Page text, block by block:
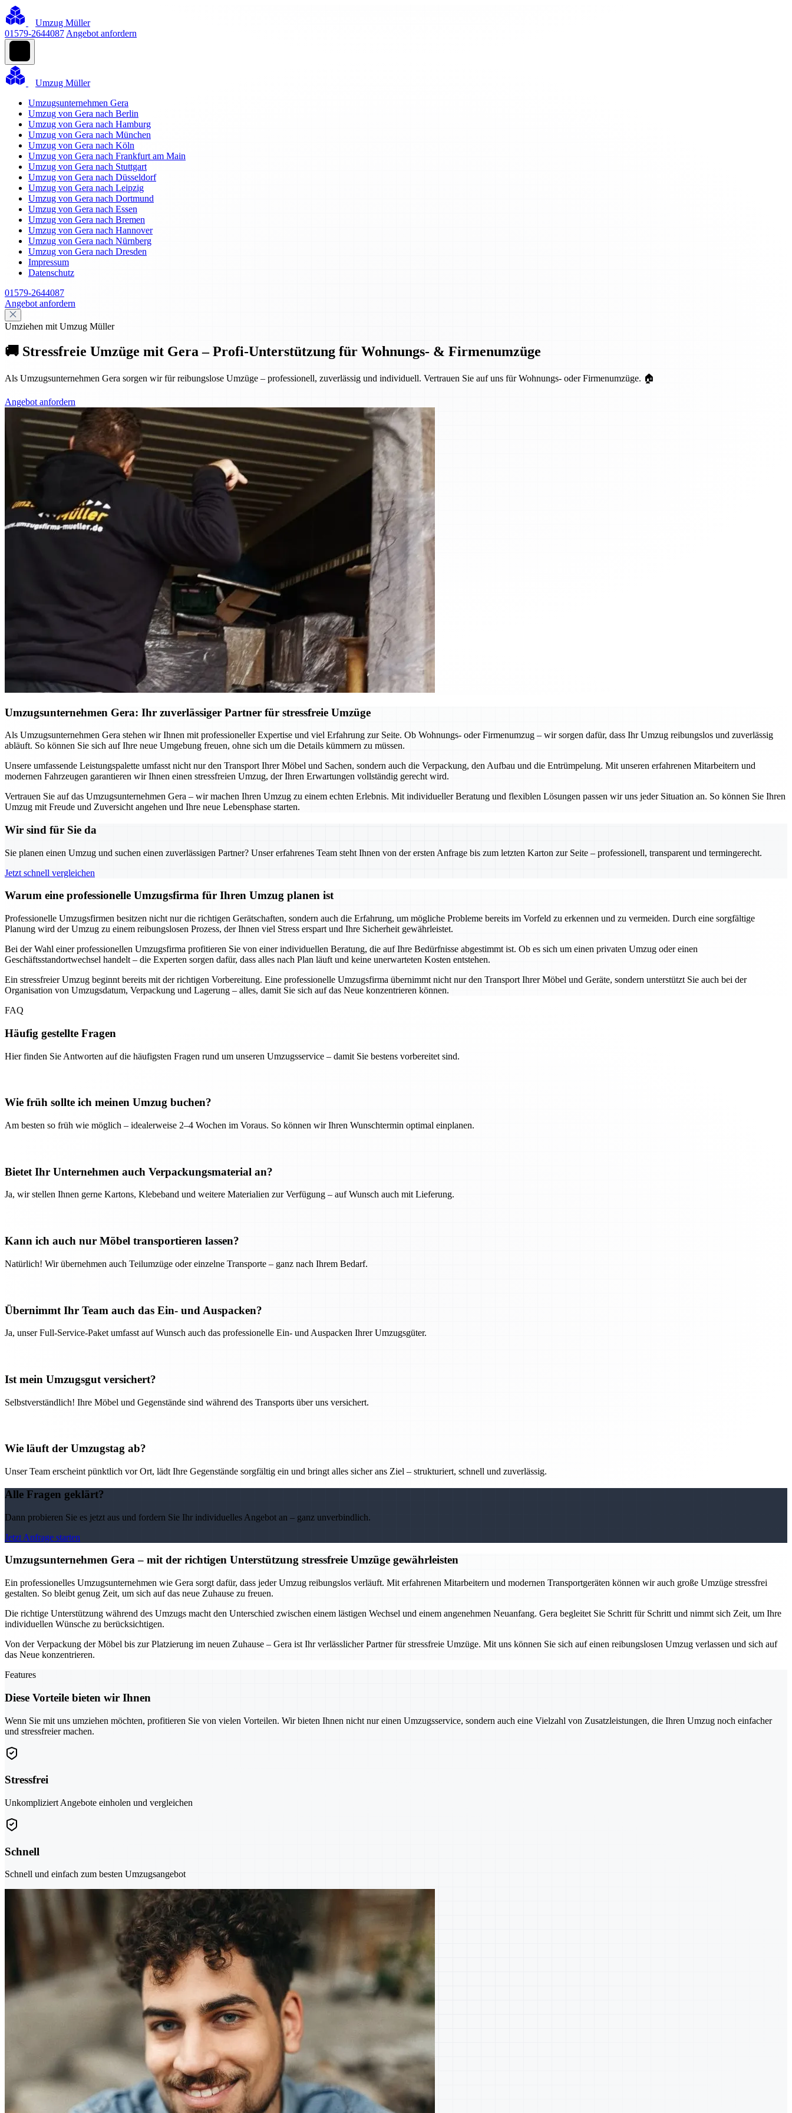
Umzug Müller
01579-2644087 Angebot anfordern
Umzug Müller
Umzugsunternehmen Gera
Umzug von Gera nach Berlin
Umzug von Gera nach Hamburg
Umzug von Gera nach München
Umzug von Gera nach Köln
Umzug von Gera nach Frankfurt am Main
Umzug von Gera nach Stuttgart
Umzug von Gera nach Düsseldorf
Umzug von Gera nach Leipzig
Umzug von Gera nach Dortmund
Umzug von Gera nach Essen
Umzug von Gera nach Bremen
Umzug von Gera nach Hannover
Umzug von Gera nach Nürnberg
Umzug von Gera nach Dresden
Impressum
Datenschutz
01579-2644087
Angebot anfordern
Umziehen mit Umzug Müller
🚚 Stressfreie Umzüge mit Gera – Profi-Unterstützung für Wohnungs- & Firmenumzüge
Als Umzugsunternehmen Gera sorgen wir für reibungslose Umzüge – professionell, zuverlässig und individuell. Vertrauen Sie auf uns für Wohnungs- oder Firmenumzüge. 🏠
Angebot anfordern
Umzugsunternehmen Gera: Ihr zuverlässiger Partner für stressfreie Umzüge
Als Umzugsunternehmen Gera stehen wir Ihnen mit professioneller Expertise und viel Erfahrung zur Seite. Ob Wohnungs- oder Firmenumzug – wir sorgen dafür, dass Ihr Umzug reibungslos und zuverlässig
abläuft. So können Sie sich auf Ihre neue Umgebung freuen, ohne sich um die Details kümmern zu müssen.
Unsere umfassende Leistungspalette umfasst nicht nur den Transport Ihrer Möbel und Sachen, sondern auch die Verpackung, den Aufbau und die Entrümpelung. Mit unseren erfahrenen Mitarbeitern und
modernen Fahrzeugen garantieren wir Ihnen einen stressfreien Umzug, der Ihren Erwartungen vollständig gerecht wird.
Vertrauen Sie auf das Umzugsunternehmen Gera – wir machen Ihren Umzug zu einem echten Erlebnis. Mit individueller Beratung und flexiblen Lösungen passen wir uns jeder Situation an. So können Sie Ihren
Umzug mit Freude und Zuversicht angehen und Ihre neue Lebensphase starten.
Wir sind für Sie da
Sie planen einen Umzug und suchen einen zuverlässigen Partner? Unser erfahrenes Team steht Ihnen von der ersten Anfrage bis zum letzten Karton zur Seite – professionell, transparent und termingerecht.
Jetzt schnell vergleichen
Warum eine professionelle Umzugsfirma für Ihren Umzug planen ist
Professionelle Umzugsfirmen besitzen nicht nur die richtigen Gerätschaften, sondern auch die Erfahrung, um mögliche Probleme bereits im Vorfeld zu erkennen und zu vermeiden. Durch eine sorgfältige
Planung wird der Umzug zu einem reibungslosen Prozess, der Ihnen viel Stress erspart und Ihre Sicherheit gewährleistet.
Bei der Wahl einer professionellen Umzugsfirma profitieren Sie von einer individuellen Beratung, die auf Ihre Bedürfnisse abgestimmt ist. Ob es sich um einen privaten Umzug oder einen
Geschäftsstandortwechsel handelt – die Experten sorgen dafür, dass alles nach Plan läuft und keine unerwarteten Kosten entstehen.
Ein stressfreier Umzug beginnt bereits mit der richtigen Vorbereitung. Eine professionelle Umzugsfirma übernimmt nicht nur den Transport Ihrer Möbel und Geräte, sondern unterstützt Sie auch bei der
Organisation von Umzugsdatum, Verpackung und Lagerung – alles, damit Sie sich auf das Neue konzentrieren können.
FAQ
Häufig gestellte Fragen
Hier finden Sie Antworten auf die häufigsten Fragen rund um unseren Umzugsservice – damit Sie bestens vorbereitet sind.
Wie früh sollte ich meinen Umzug buchen?
Am besten so früh wie möglich – idealerweise 2–4 Wochen im Voraus. So können wir Ihren Wunschtermin optimal einplanen.
Bietet Ihr Unternehmen auch Verpackungsmaterial an?
Ja, wir stellen Ihnen gerne Kartons, Klebeband und weitere Materialien zur Verfügung – auf Wunsch auch mit Lieferung.
Kann ich auch nur Möbel transportieren lassen?
Natürlich! Wir übernehmen auch Teilumzüge oder einzelne Transporte – ganz nach Ihrem Bedarf.
Übernimmt Ihr Team auch das Ein- und Auspacken?
Ja, unser Full-Service-Paket umfasst auf Wunsch auch das professionelle Ein- und Auspacken Ihrer Umzugsgüter.
Ist mein Umzugsgut versichert?
Selbstverständlich! Ihre Möbel und Gegenstände sind während des Transports über uns versichert.
Wie läuft der Umzugstag ab?
Unser Team erscheint pünktlich vor Ort, lädt Ihre Gegenstände sorgfältig ein und bringt alles sicher ans Ziel – strukturiert, schnell und zuverlässig.
Alle Fragen geklärt?
Dann probieren Sie es jetzt aus und fordern Sie Ihr individuelles Angebot an – ganz unverbindlich.
Jetzt Anfrage starten
Umzugsunternehmen Gera – mit der richtigen Unterstützung stressfreie Umzüge gewährleisten
Ein professionelles Umzugsunternehmen wie Gera sorgt dafür, dass jeder Umzug reibungslos verläuft. Mit erfahrenen Mitarbeitern und modernen Transportgeräten können wir auch große Umzüge stressfrei
gestalten. So bleibt genug Zeit, um sich auf das neue Zuhause zu freuen.
Die richtige Unterstützung während des Umzugs macht den Unterschied zwischen einem lästigen Wechsel und einem angenehmen Neuanfang. Gera begleitet Sie Schritt für Schritt und nimmt sich Zeit, um Ihre
individuellen Wünsche zu berücksichtigen.
Von der Verpackung der Möbel bis zur Platzierung im neuen Zuhause – Gera ist Ihr verlässlicher Partner für stressfreie Umzüge. Mit uns können Sie sich auf einen reibungslosen Umzug verlassen und sich auf
das Neue konzentrieren.
Features
Diese Vorteile bieten wir Ihnen
Wenn Sie mit uns umziehen möchten, profitieren Sie von vielen Vorteilen. Wir bieten Ihnen nicht nur einen Umzugsservice, sondern auch eine Vielzahl von Zusatzleistungen, die Ihren Umzug noch einfacher
und stressfreier machen.
Stressfrei
Unkompliziert Angebote einholen und vergleichen
Schnell
Schnell und einfach zum besten Umzugsangebot